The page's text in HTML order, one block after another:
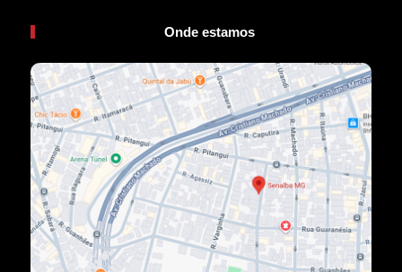
Onde estamos